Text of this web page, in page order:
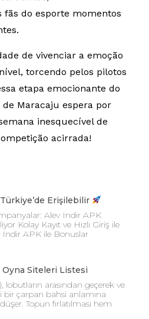
fãs do esporte momentos
de vivenciar a emoção
torcendo pelos pilotos
etapa emocionante do
Maracaju espera por
inesquecível de
acirrada!
Erişilebilir
Alev Indir APK
Kolay Kayıt ve Hızlı Giriş ile
APK ile Bonuslar
Siteleri Listesi
lobutların arasından geçerek ve
bir çarpan bahsi anlamına
Topun fırlatılması hem